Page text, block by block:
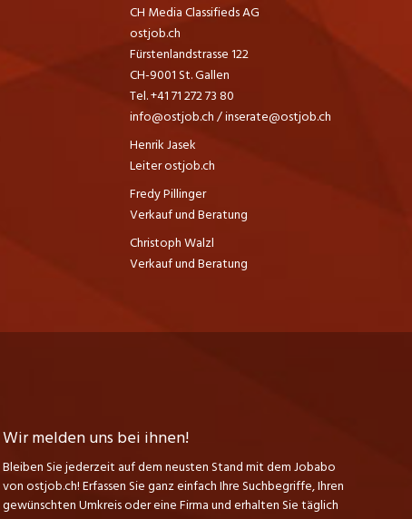
CH Media Classifieds AG
ostjob.ch
Fürstenlandstrasse 122
CH-9001 St. Gallen
Tel. +41 71 272 73 80
info@ostjob.ch/inserate@ostjob.ch
Henrik Jasek
Leiter ostjob.ch
Fredy Pillinger
Verkauf und Beratung
Christoph Walzl
Verkauf und Beratung
Wir melden uns bei ihnen!
Bleiben Sie jederzeit auf dem neusten Stand mit dem Jobabo
von ostjob.ch! Erfassen Sie ganz einfach Ihre Suchbegriffe, Ihren
gewünschten Umkreis oder eine Firma und erhalten Sie täglich